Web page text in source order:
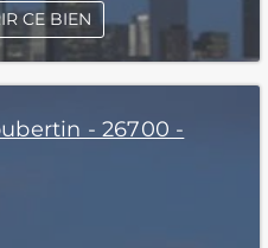
CE BIEN
- 26700 -